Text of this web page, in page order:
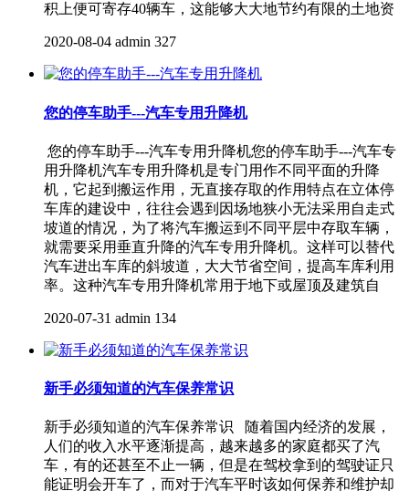
积上便可寄存40辆车，这能够大大地节约有限的土地资
2020-08-04 admin 327
您的停车助手---汽车专用升降机
您的停车助手---汽车专用升降机您的停车助手---汽车专
用升降机汽车专用升降机是专门用作不同平面的升降
机，它起到搬运作用，无直接存取的作用特点在立体停
车库的建设中，往往会遇到因场地狭小无法采用自走式
坡道的情况，为了将汽车搬运到不同平层中存取车辆，
就需要采用垂直升降的汽车专用升降机。这样可以替代
汽车进出车库的斜坡道，大大节省空间，提高车库利用
率。这种汽车专用升降机常用于地下或屋顶及建筑自
2020-07-31 admin 134
新手必须知道的汽车保养常识
新手必须知道的汽车保养常识 随着国内经济的发展，
人们的收入水平逐渐提高，越来越多的家庭都买了汽
车，有的还甚至不止一辆，但是在驾校拿到的驾驶证只
能证明会开车了，而对于汽车平时该如何保养和维护却